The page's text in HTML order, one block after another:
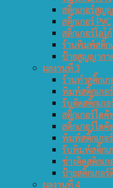
สติ๊กเกอร์สูญ
สติ๊กเกอร์ PVC
สติ๊กเกอร์โลโก้
ร้านพิมพ์สติ๊ก
ป้ายสูญญากา
ผลงานที่ 3
ร้านทำสติ๊กเก
พิมพ์สติ๊กเกอ
รับตัดสติ๊กเกอ
สติ๊กเกอร์ไดคั
สติ๊กเกอร์ไดคั
พิมพ์สติ๊กเกอ
รับพิมพ์สติ๊กเ
ช่างติดสติกเก
ป้ายสติ๊กเกอ
ผลงานที่ 4